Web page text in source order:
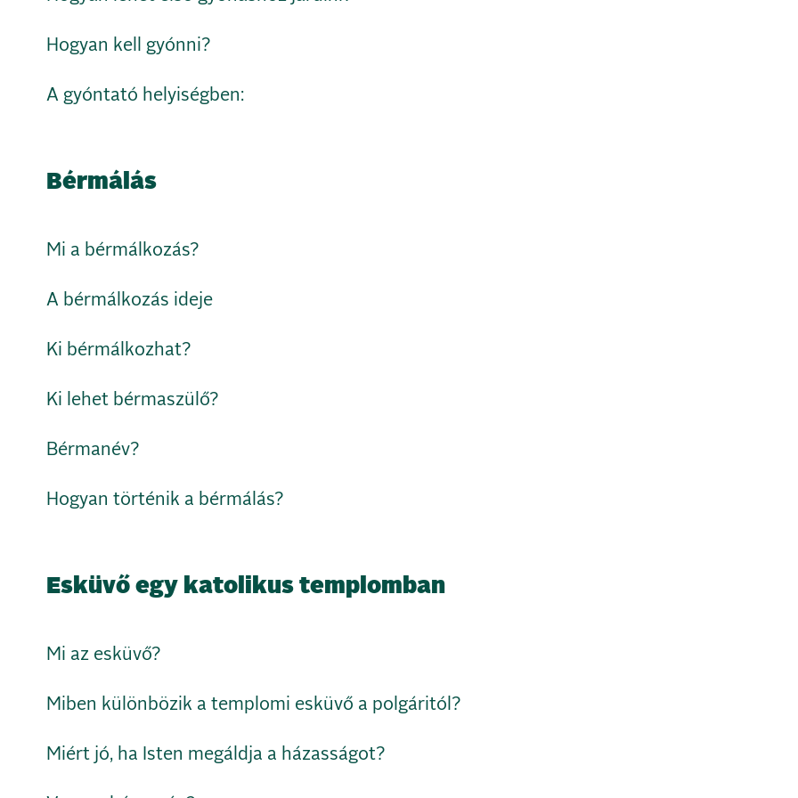
Hogyan kell gyónni?
A gyóntató helyiségben:
Bérmálás
Mi a bérmálkozás?
A bérmálkozás ideje
Ki bérmálkozhat?
Ki lehet bérmaszülő?
Bérmanév?
Hogyan történik a bérmálás?
Esküvő egy katolikus templomban
Mi az esküvő?
Miben különbözik a templomi esküvő a polgáritól?
Miért jó, ha Isten megáldja a házasságot?